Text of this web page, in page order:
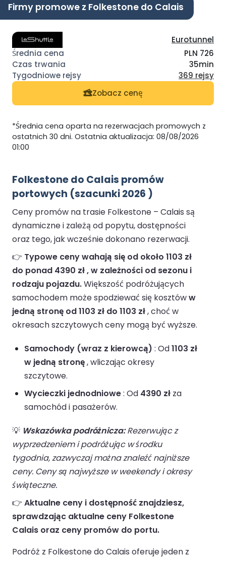
Firmy promowe z Folkestone do Calais
Eurotunnel
PLN 726
35min
369 rejsy
Zobacz cenę
*Średnia cena oparta na rezerwacjach promowych z
ostatnich 30 dni. Ostatnia aktualizacja: 08/08/2026
01:00
Folkestone do Calais promów
portowych (szacunki 2026 )
Ceny promów na trasie Folkestone – Calais są
dynamiczne i zależą od popytu, dostępności
oraz tego, jak wcześnie dokonano rezerwacji.
👉 Typowe ceny wahają się od około 1103 zł
do ponad 4390 zł , w zależności od sezonu i
rodzaju pojazdu.Większość podróżujących
samochodem może spodziewać się kosztóww
jedną stronę od 1103 zł do 1103 zł, choć w
okresach szczytowych ceny mogą być wyższe.
Samochody (wraz z kierowcą) : Od1103 zł
w jedną stronę, wliczając okresy
szczytowe.
Wycieczki jednodniowe: Od 4390 zł za
samochód i pasażerów.
💡 Wskazówka podróżnicza:Rezerwując z
wyprzedzeniem i podróżując w środku
tygodnia, zazwyczaj można znaleźć najniższe
ceny. Ceny są najwyższe w weekendy i okresy
świąteczne.
👉 Aktualne ceny i dostępność znajdziesz,
sprawdzając aktualne ceny Folkestone
Calais oraz ceny promów do portu.
Podróż z Folkestone do Calais oferuje jeden z